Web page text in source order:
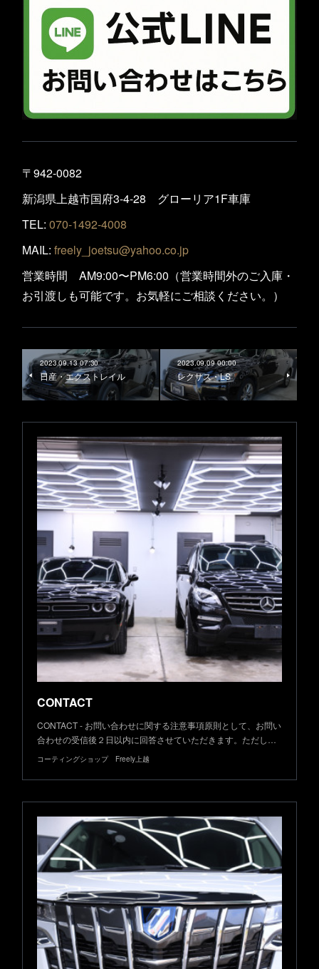
〒942-0082
新潟県上越市国府3-4-28 グローリア1F車庫
TEL: 070-1492-4008
MAIL: freely_joetsu@yahoo.co.jp
営業時間 AM9:00〜PM6:00（営業時間外のご入庫・
お引渡しも可能です。お気軽にご相談ください。）
2023.09.13 07:30
日産・エクストレイル
2023.09.09 00:00
レクサス・LS
CONTACT
CONTACT - お問い合わせに関する注意事項原則として、お問い
合わせの受信後２日以内に回答させていただきます。ただし…
コーティングショップ Freely上越